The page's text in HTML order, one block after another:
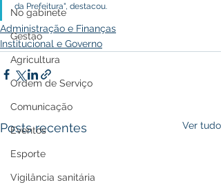
No gabinete
Gestão
Agricultura
Ordem de Serviço
Comunicação
Eventos
Esporte
Vigilância sanitária
da Prefeitura", destacou.
Administração e Finanças
Institucional e Governo
Posts recentes Ver tudo